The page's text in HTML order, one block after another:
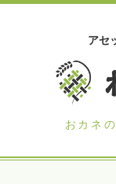
アセ
おカネ